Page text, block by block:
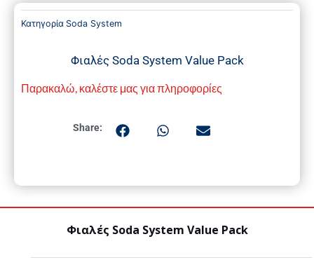
Κατηγορία Soda System
Φιαλές Soda System Value Pack
Παρακαλώ, καλέστε μας για πληροφορίες
Share:
Φιαλές Soda System Value Pack